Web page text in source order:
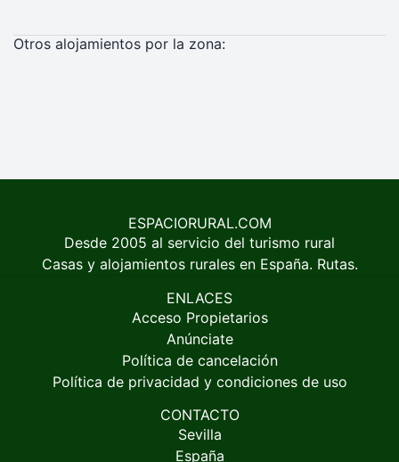
Otros alojamientos por la zona:
ESPACIORURAL.COM
Desde 2005 al servicio del turismo rural
Casas y alojamientos rurales en España. Rutas.
ENLACES
Acceso Propietarios
Anúnciate
Política de cancelación
Política de privacidad y condiciones de uso
CONTACTO
Sevilla
España